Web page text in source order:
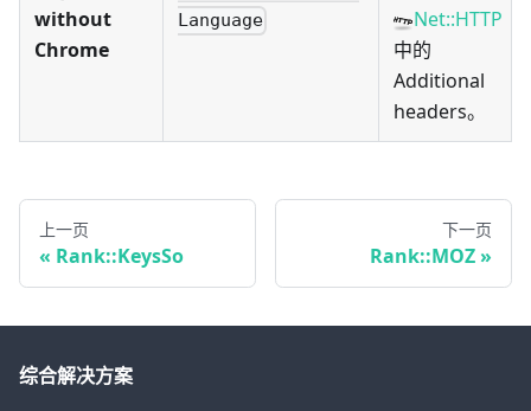
without
Chrome
Language
Net::HTTP
中的
Additional
headers。
上一页
Rank::KeysSo
下一页
Rank::MOZ
综合解决方案